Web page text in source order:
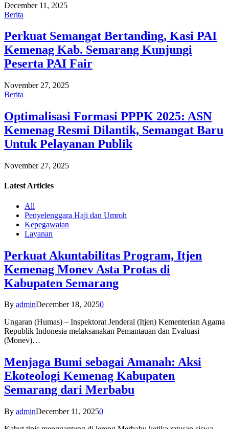
December 11, 2025
Berita
Perkuat Semangat Bertanding, Kasi PAI
Kemenag Kab. Semarang Kunjungi
Peserta PAI Fair
November 27, 2025
Berita
Optimalisasi Formasi PPPK 2025: ASN
Kemenag Resmi Dilantik, Semangat Baru
Untuk Pelayanan Publik
November 27, 2025
Latest Articles
All
Penyelenggara Haji dan Umroh
Kepegawaian
Layanan
Perkuat Akuntabilitas Program, Itjen
Kemenag Monev Asta Protas di
Kabupaten Semarang
By adminDecember 18, 20250
Ungaran (Humas) – Inspektorat Jenderal (Itjen) Kementerian Agama
Republik Indonesia melaksanakan Pemantauan dan Evaluasi
(Monev)…
Menjaga Bumi sebagai Amanah: Aksi
Ekoteologi Kemenag Kabupaten
Semarang dari Merbabu
By adminDecember 11, 20250